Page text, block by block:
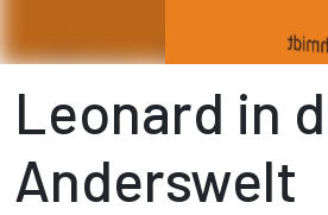
Leonard in
Anderswelt